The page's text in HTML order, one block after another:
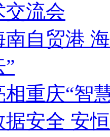
交流会
自贸港
重庆“智
安全 安